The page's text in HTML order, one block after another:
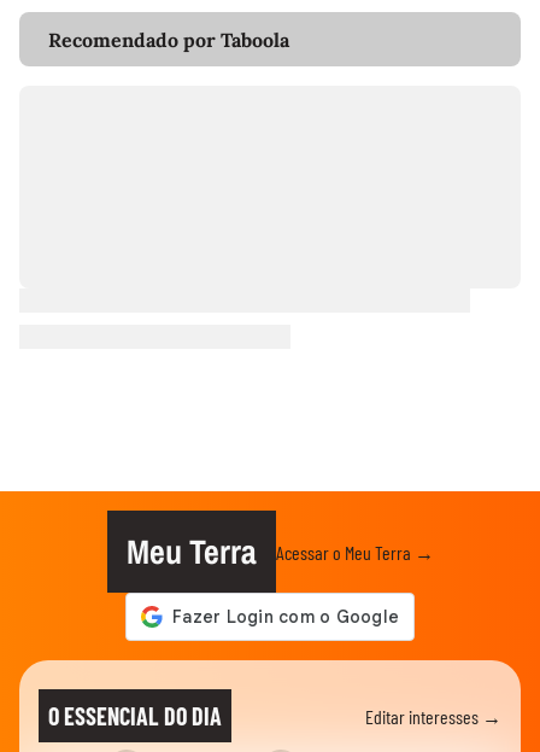
Recomendado por Taboola
Meu Terra Acessar o Meu Terra →
O ESSENCIAL DO DIA Editar interesses →